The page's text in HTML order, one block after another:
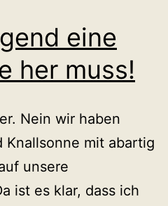
eine
her muss!
Nein wir haben
mit abartig
unsere
ist es klar, dass ich